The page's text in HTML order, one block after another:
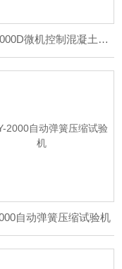
TAW-2000D微机控制混凝土压力试验机
自动弹簧压缩试验机